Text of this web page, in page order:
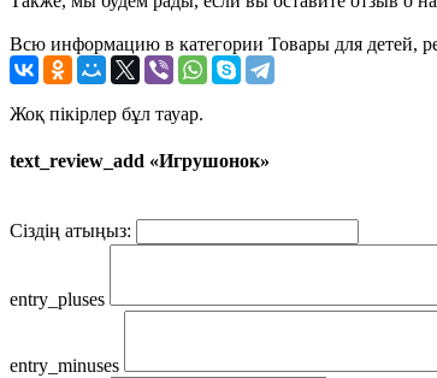
Всю информацию в категории Товары для детей,
Жоқ пікірлер бұл тауар.
text_review_add «Игрушонок»
Сіздің атыңыз:
entry_pluses
entry_minuses